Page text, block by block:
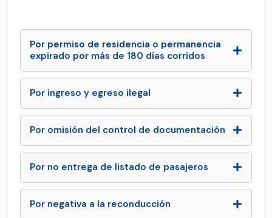
Por permiso de residencia o permanencia
expirado por más de 180 días corridos
Por ingreso y egreso ilegal
Por omisión del control de documentación
Por no entrega de listado de pasajeros
Por negativa a la reconducción